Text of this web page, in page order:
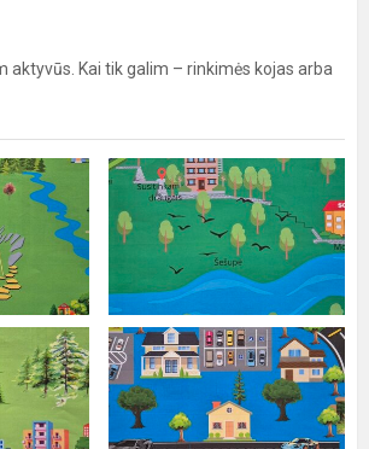
aktyvūs. Kai tik galim – rinkimės kojas arba